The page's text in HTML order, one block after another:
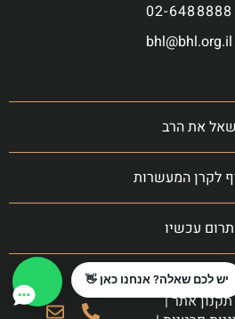
02-6488888
bhl@bhl.org.il
שאל את הרב
לקרן המעשרות
תרום עכשיו
שמורות
תקנון אתר|
יש לכם שאלה? אנחנו כאן 👋